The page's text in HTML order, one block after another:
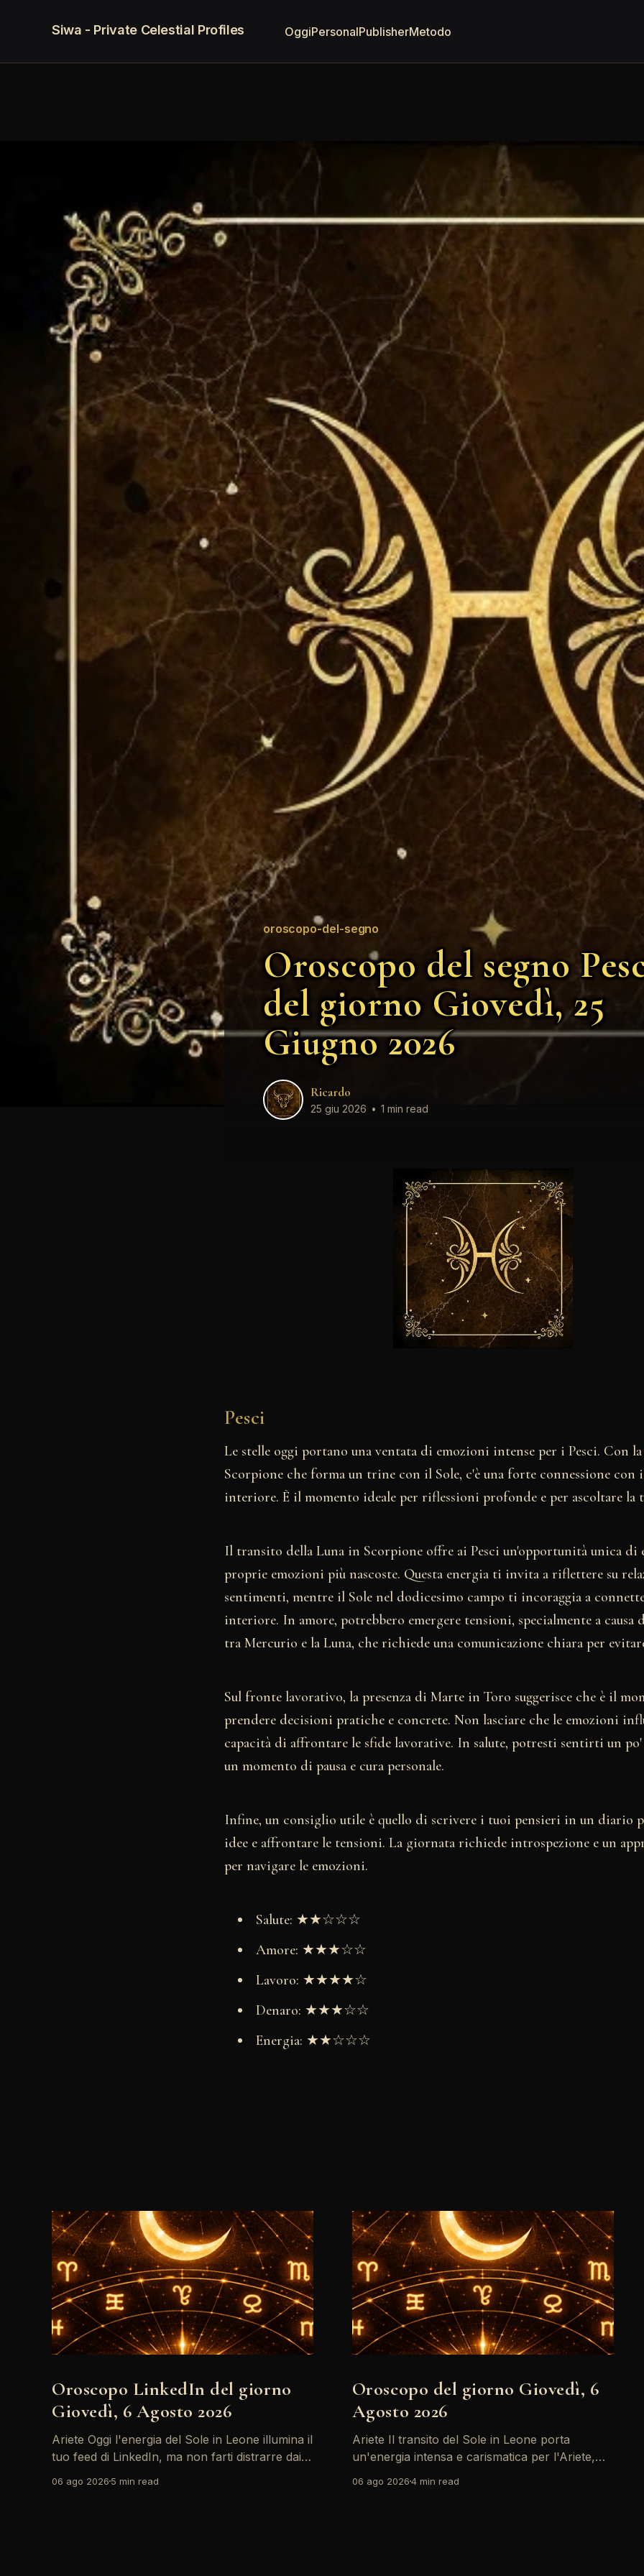
Siwa - Private Celestial Profiles OggiPersonalPublisherMetodo
oroscopo-del-segno
Oroscopo del segno
del giorno Giovedì, 25
Giugno 2026
Ricardo
25 giu 2026 • 1 min read
Pesci
Le stelle oggi portano una ventata di emozioni intense per i Pesci. Con
Scorpione che forma un trine con il Sole, c'è una forte connessione con
interiore. È il momento ideale per riflessioni profonde e per ascoltare la
Il transito della Luna in Scorpione offre ai Pesci un'opportunità unica di
proprie emozioni più nascoste. Questa energia ti invita a riflettere su
sentimenti, mentre il Sole nel dodicesimo campo ti incoraggia a
interiore. In amore, potrebbero emergere tensioni, specialmente a causa
tra Mercurio e la Luna, che richiede una comunicazione chiara per
Sul fronte lavorativo, la presenza di Marte in Toro suggerisce che è il
prendere decisioni pratiche e concrete. Non lasciare che le emozioni
capacità di affrontare le sfide lavorative. In salute, potresti sentirti un
un momento di pausa e cura personale.
Infine, un consiglio utile è quello di scrivere i tuoi pensieri in un diario
idee e affrontare le tensioni. La giornata richiede introspezione e un
per navigare le emozioni.
Salute: ★★☆☆☆
Amore: ★★★☆☆
Lavoro: ★★★★☆
Denaro: ★★★☆☆
Energia: ★★☆☆☆
Oroscopo LinkedIn del giorno
Giovedì, 6 Agosto 2026
Ariete Oggi l'energia del Sole in Leone illumina il
tuo feed di LinkedIn, ma non farti distrarre dai
concretizzare i tuoi desideri professionali! Giove
06 ago 2026 5 min read
Oroscopo del giorno Giovedì, 6
Agosto 2026
Ariete Il transito del Sole in Leone porta
un'energia intensa e carismatica per l'Ariete,
momento ideale per riflettere su obiettivi
06 ago 20264 min read